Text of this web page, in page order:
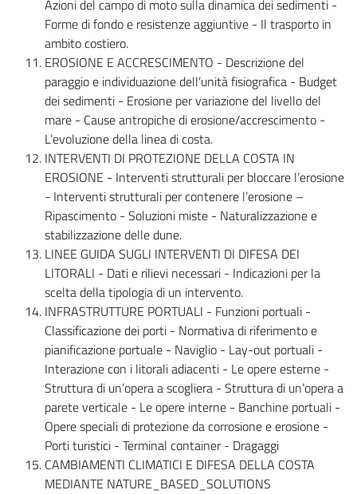
Azioni del campo di moto sulla dinamica dei sedimenti -
Forme di fondo e resistenze aggiuntive - Il trasporto in
ambito costiero.
EROSIONE E ACCRESCIMENTO - Descrizione del
paraggio e individuazione dell’unità fisiografica - Budget
dei sedimenti - Erosione per variazione del livello del
mare - Cause antropiche di erosione/accrescimento -
L’evoluzione della linea di costa.
INTERVENTI DI PROTEZIONE DELLA COSTA IN
EROSIONE - Interventi strutturali per bloccare l’erosione
- Interventi strutturali per contenere l’erosione –
Ripascimento - Soluzioni miste - Naturalizzazione e
stabilizzazione delle dune.
LINEE GUIDA SUGLI INTERVENTI DI DIFESA DEI
LITORALI - Dati e rilievi necessari - Indicazioni per la
scelta della tipologia di un intervento.
INFRASTRUTTURE PORTUALI - Funzioni portuali -
Classificazione dei porti - Normativa di riferimento e
pianificazione portuale - Naviglio - Lay-out portuali -
Interazione con i litorali adiacenti - Le opere esterne -
Struttura di un’opera a scogliera - Struttura di un’opera a
parete verticale - Le opere interne - Banchine portuali -
Opere speciali di protezione da corrosione e erosione -
Porti turistici - Terminal container - Dragaggi
CAMBIAMENTI CLIMATICI E DIFESA DELLA COSTA
MEDIANTE NATURE_BASED_SOLUTIONS